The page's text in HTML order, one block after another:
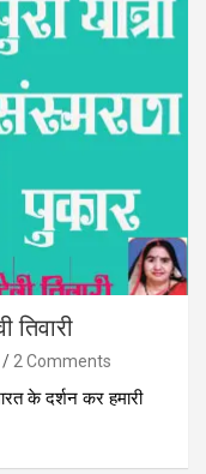
तिवारी
2 Comments
के दर्शन कर हमारी